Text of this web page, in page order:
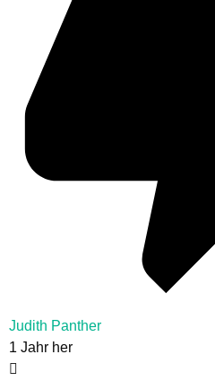
Judith Panther
1 Jahr her